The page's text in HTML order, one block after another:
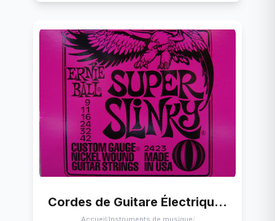
Cordes de Guitare Électrique Ernie Ball Super Slinky (9-42)
Accueil/Instruments de musique/